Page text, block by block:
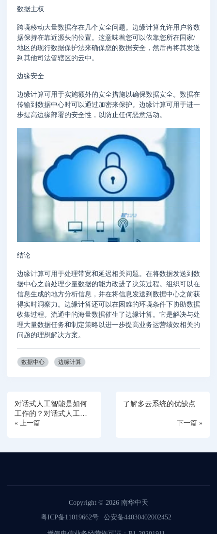
数据主权
跨境移动大量数据存在几个安全问题。边缘计算允许用户将数
据保持在靠近源头的位置。这意味着您可以依靠您所在国家/
地区的现行数据保护法来确保您的数据安全，然后再将其发送
到其他司法管辖区的云中。
边缘安全
边缘计算可用于实施额外的安全措施以确保数据安全。数据在
传输到数据中心时可以通过加密来保护。边缘计算可用于进一
步提高边缘部署的安全性，以防止任何恶意活动。
结论
边缘计算可用于处理带宽和延迟相关问题。在将数据发送到数
据中心之前处理少量数据的能力改进了决策过程。组织可以在
信息生成的地方分析信息，并在将信息发送到数据中心之前获
得实时洞察力。边缘计算还可以在困难的环境条件下协助数据
收集过程。流通中的海量数据催生了边缘计算。它是解决与处
理大量数据任务和制定策略以进一步提高业务运营绩效相关的
问题的理想解决方案。
数据中心 边缘计算
对话式人工智能是如何
工作的？对话式人工智
能的主要挑战是什么？
« 上一篇
了解多云系统的优缺点
下一篇 »
Copyright © 2026 南华中天
粤ICP备11019662号
公安备44030402002452